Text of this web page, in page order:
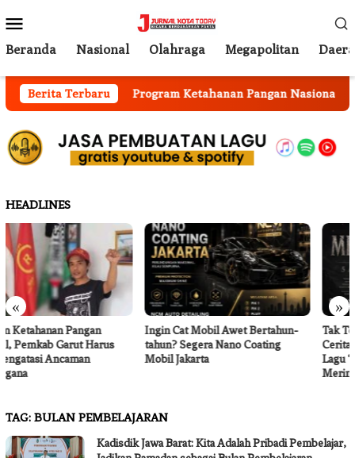
ke
kontenMobile
Beranda Nasional Olahraga Megapolitan
Berita Terbaru
Berjalan Program Ketahanan Pangan Nasional,
HEADLINES
« »
Ingin Cat Mobil Awet Bertahun-
tahun? Segera Nano Coating
Mobil Jakarta
Tak Terduga, Dean Agatha
Ceritakan Makna Dalam di Balik
Lagu ‘Membatu’, Bikin Netizen
TAG: BULAN PEMBELAJARAN
Kadisdik Jawa Barat: Kita Adalah Pribadi Pembelajar,